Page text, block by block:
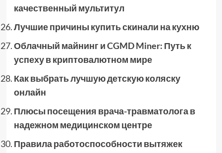
качественный мультитул
Лучшие причины купить скинали на кухню
Облачный майнинг и CGMD Miner: Путь к
успеху в криптовалютном мире
Как выбрать лучшую детскую коляску
онлайн
Плюсы посещения врача-травматолога в
надежном медицинском центре
Правила работоспособности вытяжек